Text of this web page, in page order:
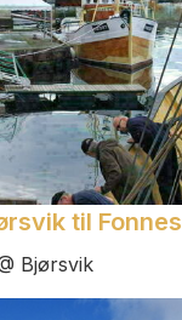
til Fonnes
Bjørsvik